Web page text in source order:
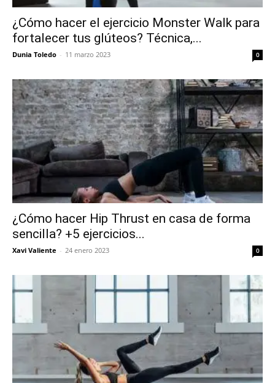
¿Cómo hacer el ejercicio Monster Walk para
fortalecer tus glúteos? Técnica,...
Dunia Toledo - 11 marzo 2023 0
¿Cómo hacer Hip Thrust en casa de forma
sencilla? +5 ejercicios...
Xavi Valiente - 24 enero 2023 0